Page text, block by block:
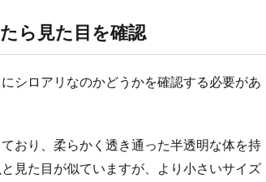
ら見た目を確認
シロアリなのかどうかを確認する必要があ
おり、柔らかく透き通った半透明な体を持
見た目が似ていますが、より小さいサイズ